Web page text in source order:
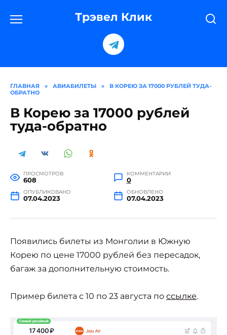
содержанию
Трэвел Клик
ГЛАВНАЯ » АВИАБИЛЕТЫ »
В КОРЕЮ ЗА 17000 РУБЛЕЙ ТУДА-
ОБРАТНО
В Корею за 17000 рублей
туда-обратно
ПРОСМОТРОВ
608
КОММЕНТАРИИ
0
ОПУБЛИКОВАНО
07.04.2023
ОБНОВЛЕНО
07.04.2023
Появились билеты из Монголии в Южную
Корею по цене 17000 рублей без пересадок,
багаж за дополнительную стоимость.
Пример билета с 10 по 23 августа по ссылке.